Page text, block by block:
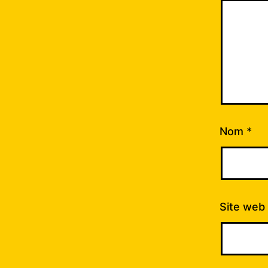
Nom *
Site web